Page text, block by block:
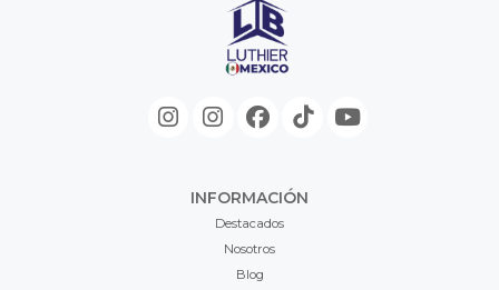
INFORMACIÓN
Destacados
Nosotros
Blog